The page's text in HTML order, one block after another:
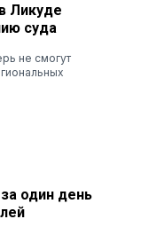
Ликуде
суда
не смогут
один день